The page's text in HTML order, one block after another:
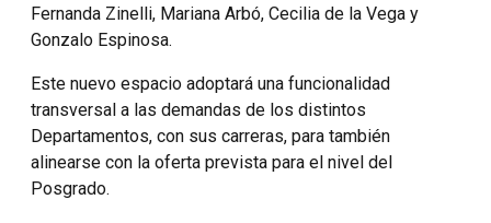
Fernanda Zinelli, Mariana Arbó, Cecilia de la Vega y
Gonzalo Espinosa.
Este nuevo espacio adoptará una funcionalidad
transversal a las demandas de los distintos
Departamentos, con sus carreras, para también
alinearse con la oferta prevista para el nivel del
Posgrado.